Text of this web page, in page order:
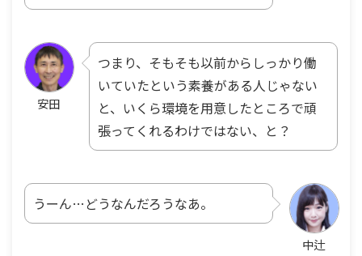
安田
つまり、そもそも以前からしっかり働
いていたという素養がある人じゃない
と、いくら環境を用意したところで頑
張ってくれるわけではない、と？
中辻
うーん…どうなんだろうなあ。